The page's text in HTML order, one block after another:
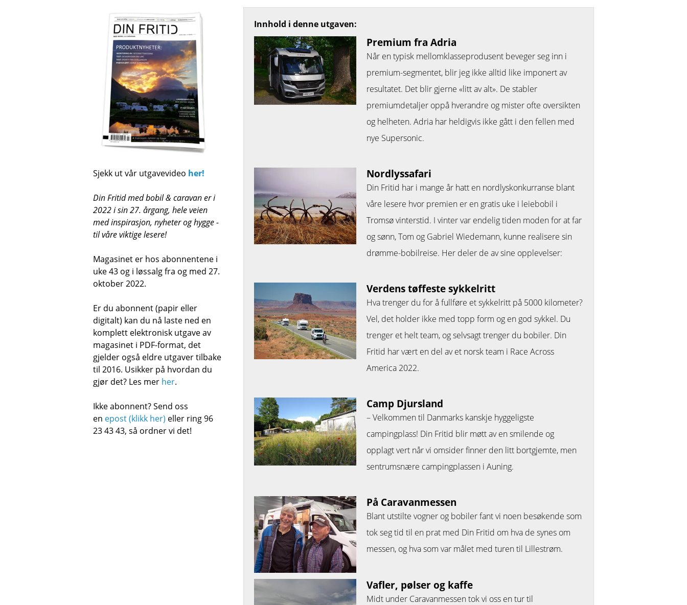
Sjekk ut vår utgavevideo her!
Din Fritid med bobil& caravan er i
2022 i sin 27. årgang, hele veien
med inspirasjon, nyheter og hygge -
til våre viktige lesere!
Magasinet er hos abonnentene i
uke 43 og i løssalg fra og med 27.
oktober 2022.
Er du abonnent (papir eller
digitalt) kan du nå laste ned en
komplett elektronisk utgave av
magasinet i PDF-format, det
gjelder også eldre utgaver tilbake
til 2016. Usikker på hvordan du
gjør det? Les mer her.
Ikke abonnent? Send oss
en epost (klikk her) eller ring 96
23 43 43, så ordner vi det!
Innhold i denne utgaven:
Premium fra Adria
Når en typisk mellomklasseprodusent beveger seg inn i
premium-segmentet, blir jeg ikke alltid like imponert av
resultatet. Det blir gjerne «litt av alt». De stabler
premiumdetaljer oppå hverandre og mister ofte oversikten
og helheten. Adria har heldigvis ikke gått i den fellen med
nye Supersonic.
Nordlyssafari
Din Fritid har i mange år hatt en nordlyskonkurranse blant
våre lesere hvor premien er en gratis uke i leiebobil i
Tromsø vinterstid. I vinter var endelig tiden moden for at far
og sønn, Tom og Gabriel Wiedemann, kunne realisere sin
drømme-bobilreise. Her deler de av sine opplevelser:
Verdens tøffeste sykkelritt
Hva trenger du for å fullføre et sykkelritt på 5000 kilometer?
Vel, det holder ikke med topp form og en god sykkel. Du
trenger et helt team, og selvsagt trenger du bobiler. Din
Fritid har vært en del av et norsk team i Race Across
America 2022.
Camp Djursland
– Velkommen til Danmarks kanskje hyggeligste
campingplass! Din Fritid blir møtt av en smilende og
opplagt vert når vi omsider finner den litt bortgjemte, men
sentrumsnære campingplassen i Auning.
På Caravanmessen
Blant utstilte vogner og bobiler fant vi noen besøkende som
tok seg tid til en prat med Din Fritid om hva de synes om
messen, og hva som var målet med turen til Lillestrøm.
Vafler, pølser og kaffe
Midt under Caravanmessen tok vi oss en tur til